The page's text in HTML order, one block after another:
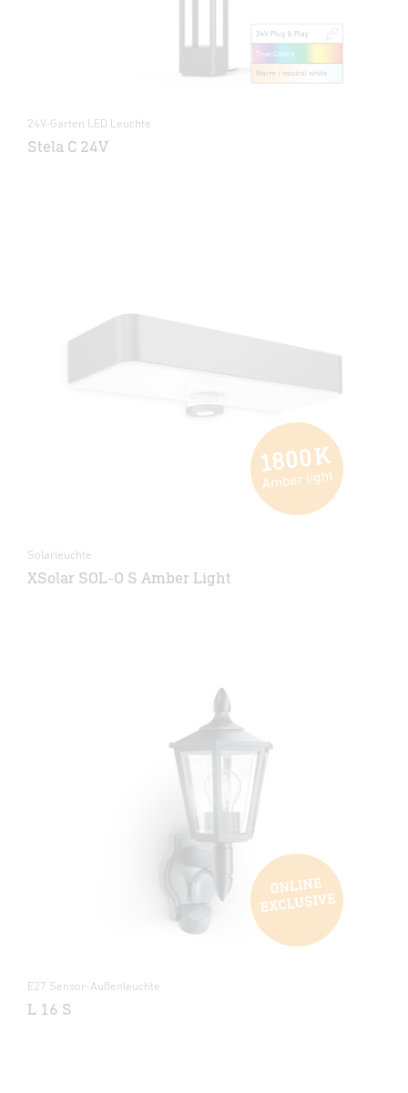
24V-Garten LED Leuchte
Stela C 24V
Solarleuchte
XSolar SOL-O S Amber Light
E27 Sensor-Außenleuchte
L 16 S